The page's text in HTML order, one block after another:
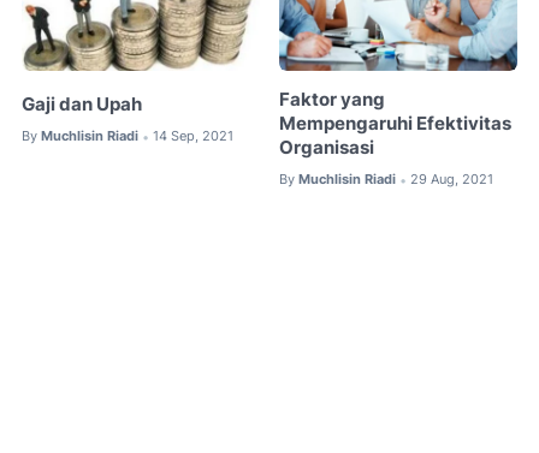
Gaji dan Upah
By Muchlisin Riadi • 14 Sep, 2021
Faktor yang
Mempengaruhi Efektivitas
Organisasi
By Muchlisin Riadi • 29 Aug, 2021